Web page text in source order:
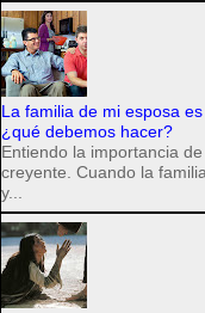
La familia de mi esposa
¿qué debemos hacer?
Entiendo la importancia
creyente. Cuando la
y...